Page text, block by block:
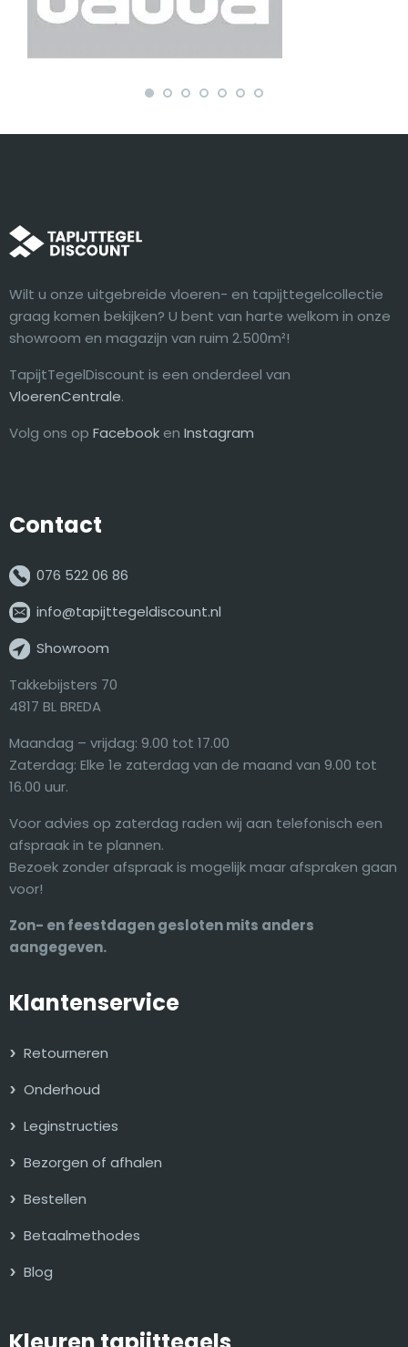
Wilt u onze uitgebreide vloeren- en tapijttegelcollectie
graag komen bekijken? U bent van harte welkom in onze
showroom en magazijn van ruim 2.500m²!
TapijtTegelDiscount is een onderdeel van
VloerenCentrale.
Volg ons op Facebook en Instagram
Contact
076 522 06 86
info@tapijttegeldiscount.nl
Showroom
Takkebijsters 70
4817 BL BREDA
Maandag – vrijdag: 9.00 tot 17.00
Zaterdag: Elke 1e zaterdag van de maand van 9.00 tot
16.00 uur.
Voor advies op zaterdag raden wij aan telefonisch een
afspraak in te plannen.
Bezoek zonder afspraak is mogelijk maar afspraken gaan
voor!
Zon- en feestdagen gesloten mits anders
aangegeven.
Klantenservice
Retourneren
Onderhoud
Leginstructies
Bezorgen of afhalen
Bestellen
Betaalmethodes
Blog